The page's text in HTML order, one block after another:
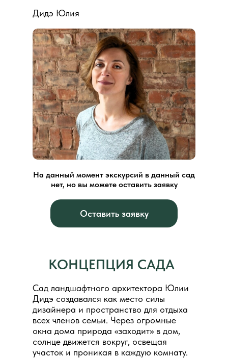
Дидэ Юлия
На данный момент экскурсий в данный сад
нет, но вы можете оставить заявку
Оставить заявку
КОНЦЕПЦИЯ САДА
Сад ландшафтного архитектора Юлии
Дидэ создавался как место силы
дизайнера и пространство для отдыха
всех членов семьи. Через огромные
окна дома природа «заходит» в дом,
солнце движется вокруг, освещая
участок и проникая в каждую комнату.